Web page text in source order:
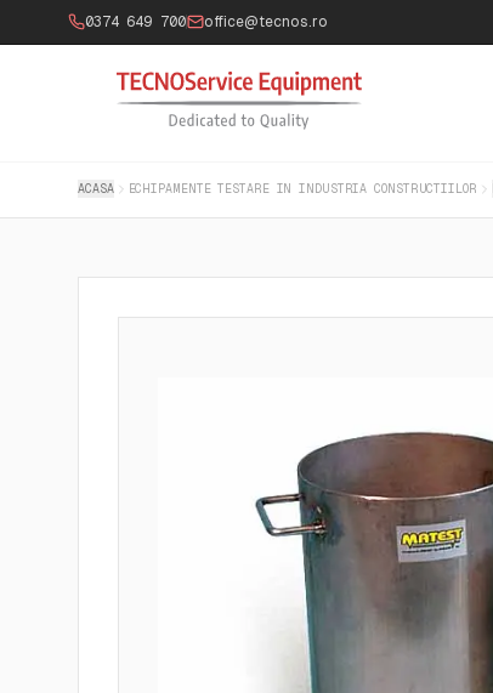
0374 649 700 office@tecnos.ro
ACASA ECHIPAMENTE TESTARE IN INDUSTRIA CONSTRUCTIILOR